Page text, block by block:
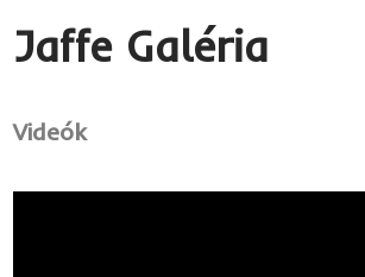
Jaffe Galéria
Videók